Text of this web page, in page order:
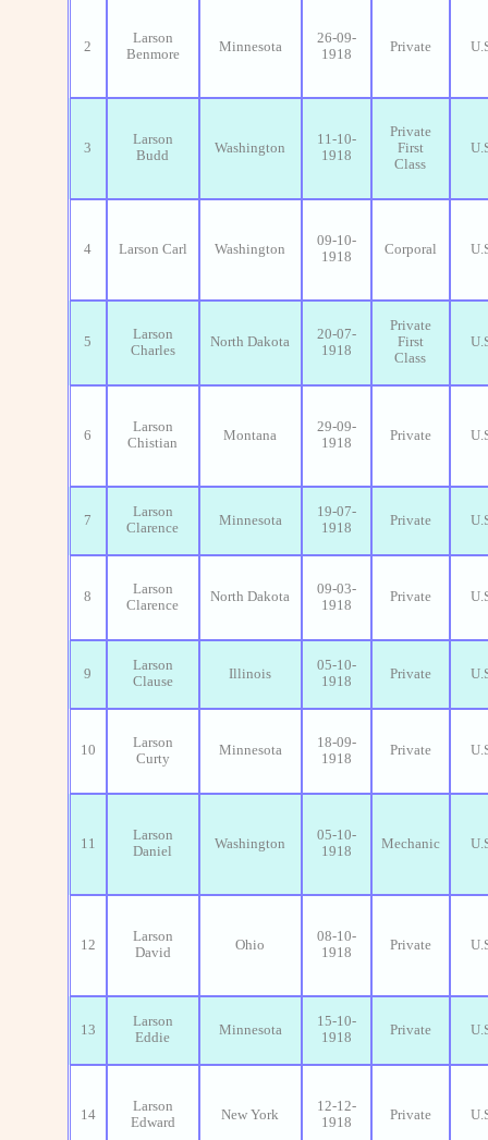
2
Larson
Benmore
Minnesota
26-09-
1918
Private
3
Larson
Budd
Washington
11-10-
1918
Private
First
Class
4 Larson Carl Washington
09-10-
1918
Corporal
5
Larson
Charles
North Dakota
20-07-
1918
Private
First
Class
6
Larson
Chistian
Montana
29-09-
1918
Private
7
Larson
Clarence
Minnesota
19-07-
1918
Private
8
Larson
Clarence
North Dakota
09-03-
1918
Private
9
Larson
Clause
Illinois
05-10-
1918
Private
10
Larson
Curty
Minnesota
18-09-
1918
Private
11
Larson
Daniel
Washington
05-10-
1918
Mechanic
12
Larson
David
Ohio
08-10-
1918
Private
13
Larson
Eddie
Minnesota
15-10-
1918
Private
14
Larson
Edward
New York
12-12-
1918
Private